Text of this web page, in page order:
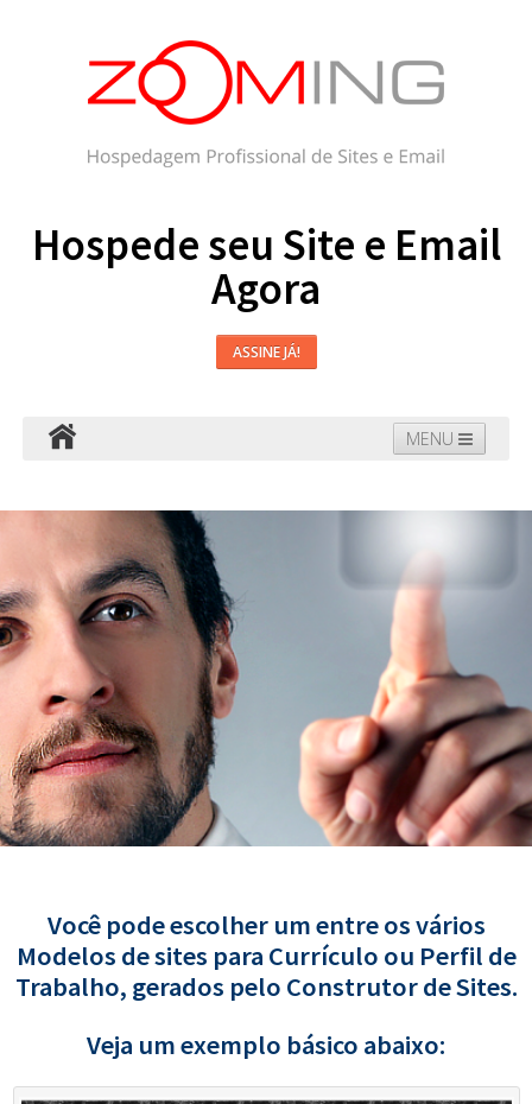
Hospede seu Site e Email
Agora
ASSINE JÁ!
MENU
Blog
Você pode escolher um entre os vários
Modelos de sites para Currículo ou Perfil de
Trabalho, gerados pelo Construtor de Sites.
Veja um exemplo básico abaixo: